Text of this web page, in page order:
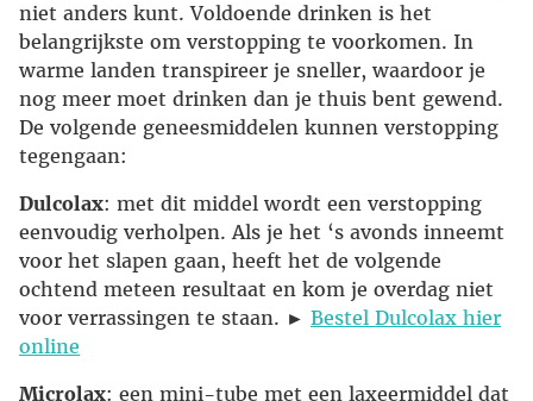
niet anders kunt. Voldoende drinken is het
belangrijkste om verstopping te voorkomen. In
warme landen transpireer je sneller, waardoor je
nog meer moet drinken dan je thuis bent gewend.
De volgende geneesmiddelen kunnen verstopping
tegengaan:
Dulcolax: met dit middel wordt een verstopping
eenvoudig verholpen. Als je het ‘s avonds inneemt
voor het slapen gaan, heeft het de volgende
ochtend meteen resultaat en kom je overdag niet
voor verrassingen te staan. ► Bestel Dulcolax hier
online
Microlax: een mini-tube met een laxeermiddel dat